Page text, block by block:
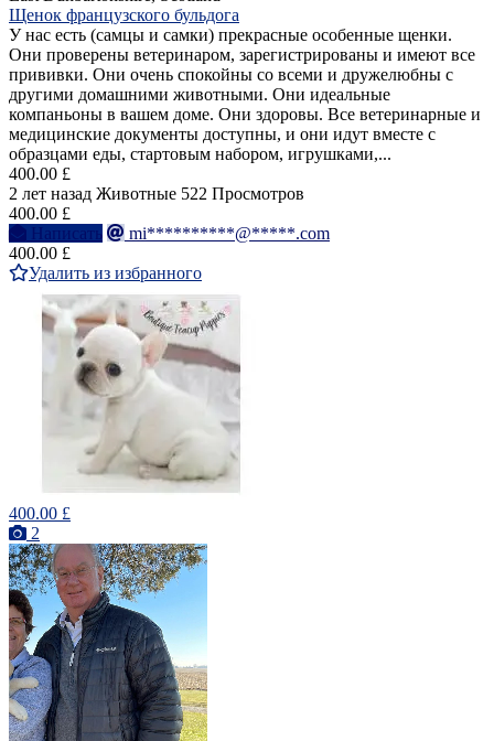
Щенок французского бульдога
У нас есть (самцы и самки) прекрасные особенные щенки.
Они проверены ветеринаром, зарегистрированы и имеют все
прививки. Они очень спокойны со всеми и дружелюбны с
другими домашними животными. Они идеальные
компаньоны в вашем доме. Они здоровы. Все ветеринарные и
медицинские документы доступны, и они идут вместе с
образцами еды, стартовым набором, игрушками,...
400.00 £
2 лет назад Животные 522 Просмотров
400.00 £
Написать
mi**********@*****.com
400.00 £
Удалить из избранного
400.00 £
2